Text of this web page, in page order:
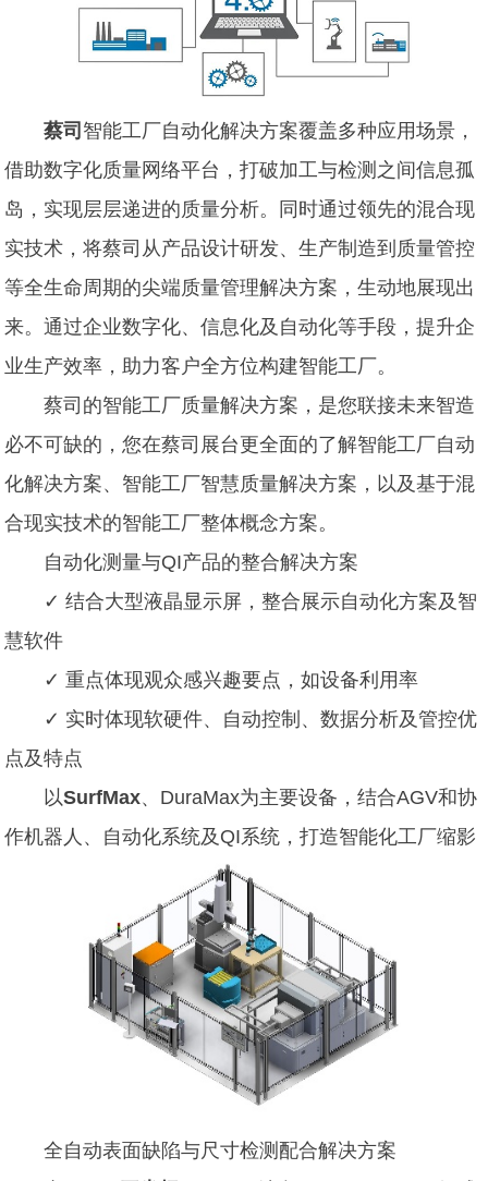
蔡司 智能工厂自动化解决方案覆盖多种应用场景，
借助数字化质量网络平台，打破加工与检测之间信息孤
岛，实现层层递进的质量分析。同时通过领先的混合现
实技术，将蔡司从产品设计研发、生产制造到质量管控
等全生命周期的尖端质量管理解决方案，生动地展现出
来。通过企业数字化、信息化及自动化等手段，提升企
业生产效率，助力客户全方位构建智能工厂。
蔡司的智能工厂质量解决方案，是您联接未来智造
必不可缺的，您在蔡司展台更全面的了解智能工厂自动
化解决方案、智能工厂智慧质量解决方案，以及基于混
合现实技术的智能工厂整体概念方案。
自动化测量与QI产品的整合解决方案
✓ 结合大型液晶显示屏，整合展示自动化方案及智
慧软件
✓ 重点体现观众感兴趣要点，如设备利用率
✓ 实时体现软硬件、自动控制、数据分析及管控优
点及特点
以SurfMax、 DuraMax为主要设备，结合AGV和协
作机器人、自动化系统及QI系统，打造智能化工厂缩影
全自动表面缺陷与尺寸检测配合解决方案